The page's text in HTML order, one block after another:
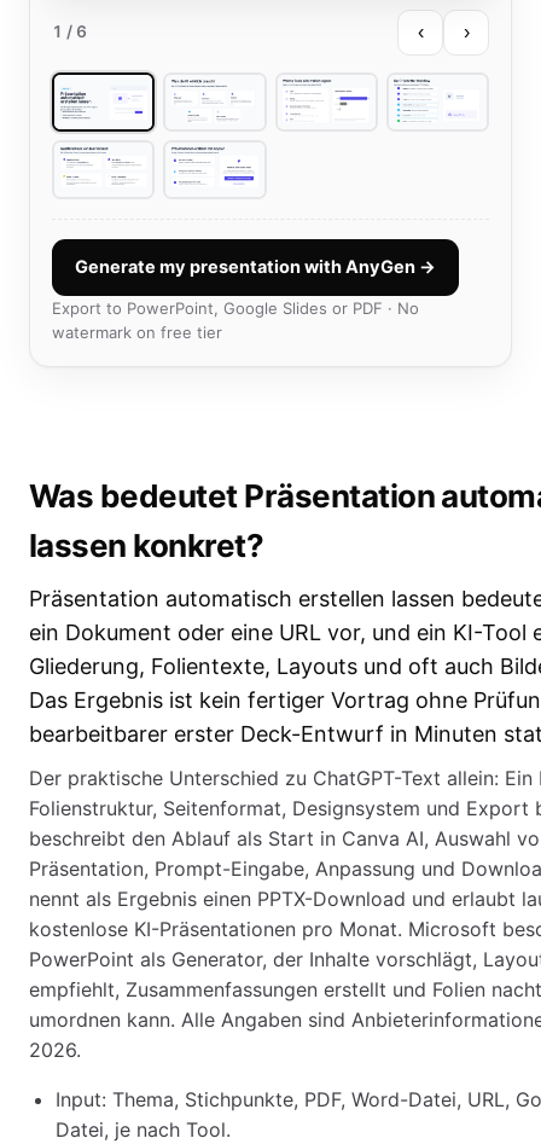
1 / 6 ‹ ›
Generate my presentation with AnyGen →
Export to PowerPoint, Google Slides or PDF · No
watermark on free tier
Was bedeutet Präsentation
lassen konkret?
Präsentation automatisch erstellen lassen
ein Dokument oder eine URL vor, und ein KI-Tool
Gliederung, Folientexte, Layouts und oft auch
Das Ergebnis ist kein fertiger Vortrag ohne
bearbeitbarer erster Deck-Entwurf in Minuten
Der praktische Unterschied zu ChatGPT-Text allein:
Folienstruktur, Seitenformat, Designsystem und Export
beschreibt den Ablauf als Start in Canva AI, Auswahl
Präsentation, Prompt-Eingabe, Anpassung und
nennt als Ergebnis einen PPTX-Download und erlaubt
kostenlose KI-Präsentationen pro Monat. Microsoft
PowerPoint als Generator, der Inhalte vorschlägt,
empfiehlt, Zusammenfassungen erstellt und Folien
umordnen kann. Alle Angaben sind
2026.
Input: Thema, Stichpunkte, PDF, Word-Datei, URL,
Datei, je nach Tool.